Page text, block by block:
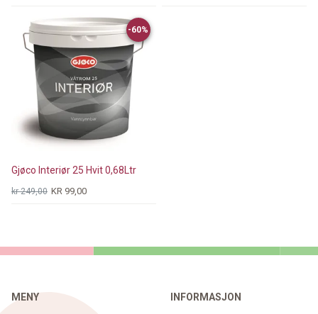
Gjøco Interiør 25 Hvit 0,68Ltr
-60%
kr 249,00 KR 99,00
MENY INFORMASJON